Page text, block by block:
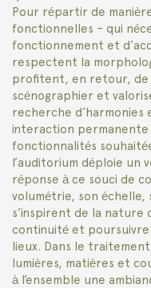
Pour répartir de
fonctionnelles – qui
fonctionnement et
respectent la
profitent, en retour, de
scénographier et
recherche d’harmonies
interaction permanente
fonctionnalités
l’auditorium déploie un
réponse à ce souci de
volumétrie, son échelle,
s’inspirent de la nature
continuité et
lieux. Dans le
lumières, matières et
à l’ensemble une